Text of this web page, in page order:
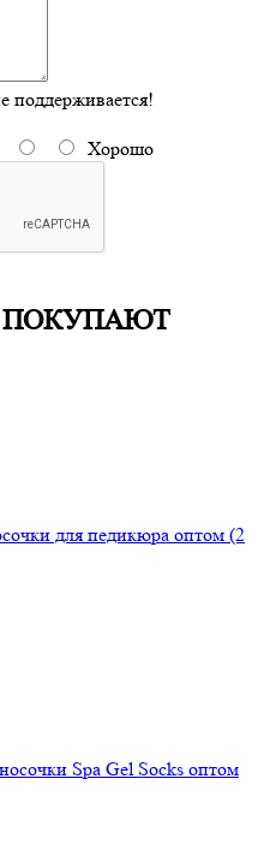
поддерживается!
Хорошо
ПОКУПАЮТ
для педикюра оптом (2
Spa Gel Socks оптом